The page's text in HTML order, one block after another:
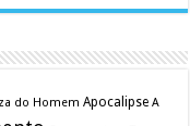
do Homem Apocalipse A